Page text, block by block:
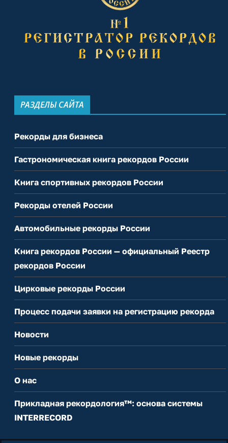
РАЗДЕЛЫ САЙТА
Рекорды для бизнеса
Гастрономическая книга рекордов России
Книга спортивных рекордов России
Рекорды отелей России
Автомобильные рекорды России
Книга рекордов России — официальный Реестр
рекордов России
Цирковые рекорды России
Процесс подачи заявки на регистрацию рекорда
Новости
Новые рекорды
О нас
Прикладная рекордология™: основа системы
INTERRECORD